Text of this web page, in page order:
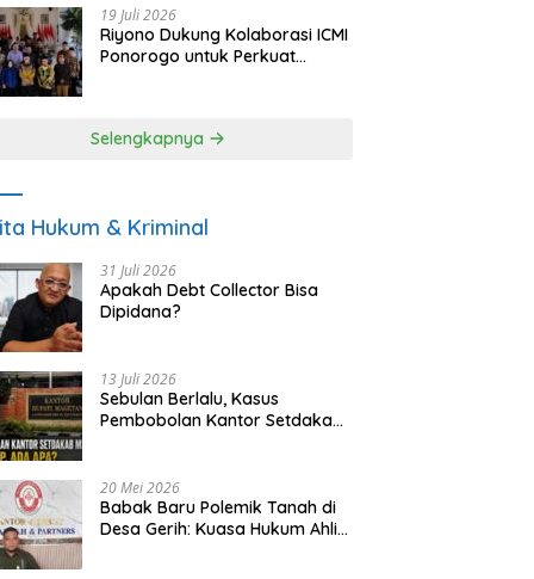
19 Juli 2026
Riyono Dukung Kolaborasi ICMI
Ponorogo untuk Perkuat
Selengkapnya
Hukum & Kriminal
31 Juli 2026
Apakah Debt Collector Bisa
Dipidana?
13 Juli 2026
Sebulan Berlalu, Kasus
Pembobolan Kantor Setdakab
20 Mei 2026
Babak Baru Polemik Tanah di
Desa Gerih: Kuasa Hukum Ahli